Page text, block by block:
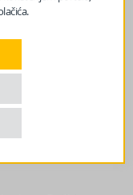
Pašića Faće, koji
nasilja
KS zbog
mreža uputio
pogrdnih